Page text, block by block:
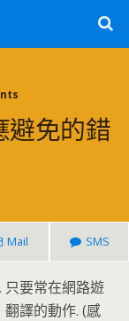
避免的錯
Mail SMS
只要常在網路遊
譯的動作. (感